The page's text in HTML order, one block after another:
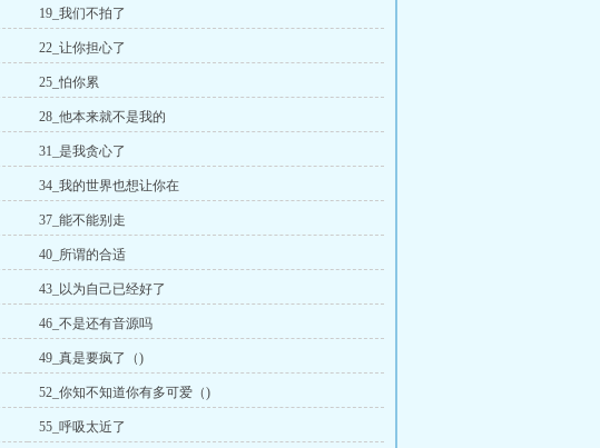
19_我们不拍了
22_让你担心了
25_怕你累
28_他本来就不是我的
31_是我贪心了
34_我的世界也想让你在
37_能不能别走
40_所谓的合适
43_以为自己已经好了
46_不是还有音源吗
49_真是要疯了（)
52_你知不知道你有多可爱（)
55_呼吸太近了